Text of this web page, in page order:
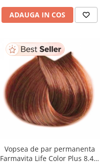
ADAUGA IN COS
Vopsea de par permanenta
Farmavita Life Color Plus 8.45,